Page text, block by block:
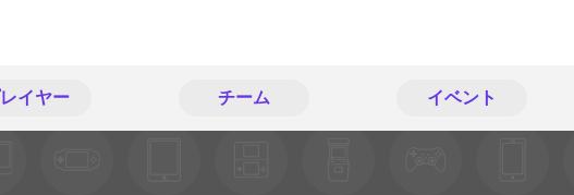
イヤー チーム イベント